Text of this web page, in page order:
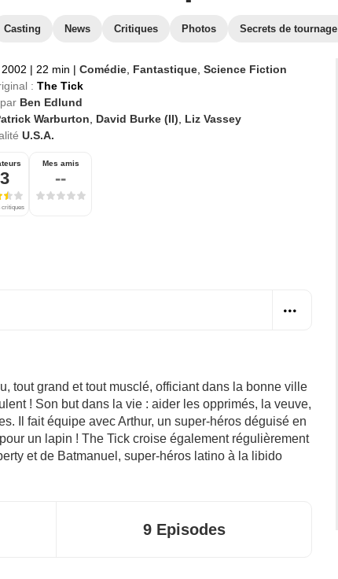
Casting News Critiques Photos Secrets de tournage
| 22 min | Comédie Fantastique Science Fiction
: The Tick
Ben Edlund
Warburton David Burke (II)
Liz Vassey
U.S.A.
critiques
Mes amis
--
tout grand et tout musclé, officiant dans la bonne ville
! Son but dans la vie : aider les opprimés, la veuve,
Il fait équipe avec Arthur, un super-héros déguisé en
un lapin ! The Tick croise également régulièrement
et de Batmanuel, super-héros latino à la libido
9 Episodes